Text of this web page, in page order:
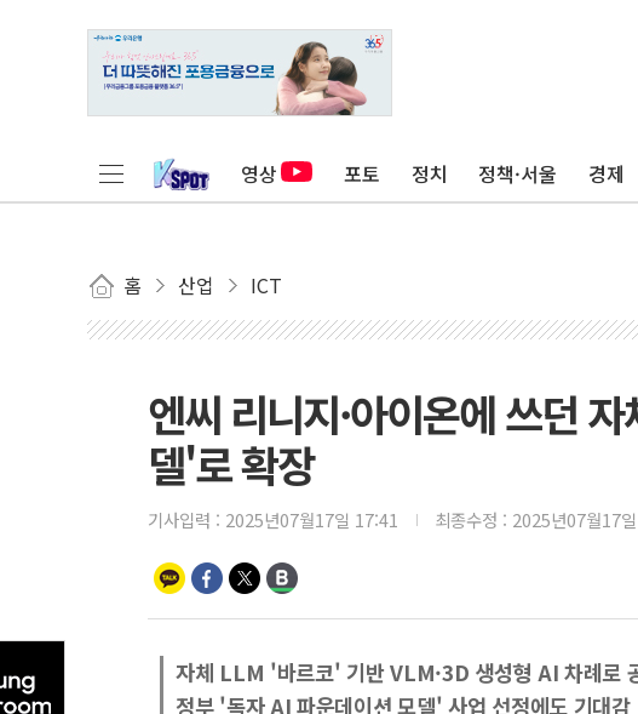
영상 포토 정치 정책·서울 경제
홈 산업 ICT
엔씨 리니지·아이온에 쓰던
델'로 확장
기사입력 : 2025년07월17일 17:41 최종수정 : 2025년07월17
자체 LLM '바르코' 기반 VLM·3D 생성형 AI 차례로
정부 '독자 AI 파운데이션 모델' 사업 선정에도 기대감